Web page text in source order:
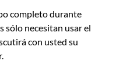
completo durante
sólo necesitan usar el
con usted su